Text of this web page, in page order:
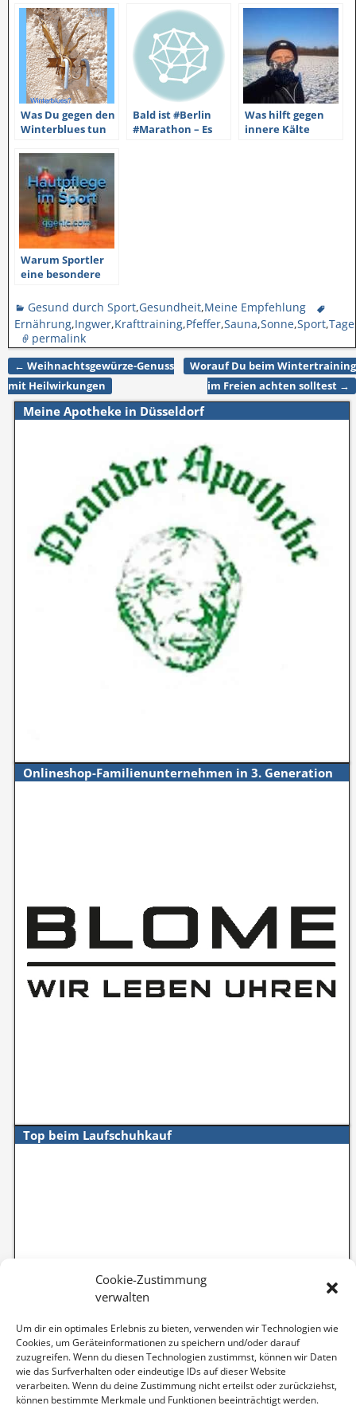
Cookie-Zustimmung
verwalten
Um dir ein optimales Erlebnis zu bieten, verwenden wir Technologien wie
Cookies, um Geräteinformationen zu speichern und/oder darauf
zuzugreifen. Wenn du diesen Technologien zustimmst, können wir Daten
wie das Surfverhalten oder eindeutige IDs auf dieser Website
verarbeiten. Wenn du deine Zustimmung nicht erteilst oder zurückziehst,
können bestimmte Merkmale und Funktionen beeinträchtigt werden.
Was Du gegen den
Winterblues tun
Bald ist #Berlin
#Marathon – Es
Was hilft gegen
innere Kälte
Warum Sportler
eine besondere
brauchen
Gesund durch Sport,Gesundheit,Meine Empfehlung
Ernährung,Ingwer,Krafttraining,Pfeffer,Sauna,Sonne,Sport,
permalink
Artikelnavigation
← Weihnachtsgewürze-Genuss
mit Heilwirkungen
Worauf Du beim Wintertraining
im Freien achten solltest →
Meine Apotheke in Düsseldorf
Onlineshop-Familienunternehmen in 3. Generation
Top beim Laufschuhkauf